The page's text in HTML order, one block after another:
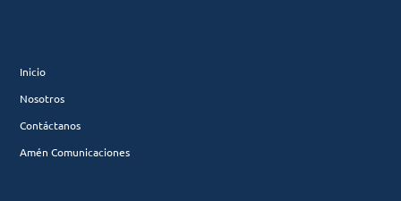
Inicio
Nosotros
Contáctanos
Amén Comunicaciones